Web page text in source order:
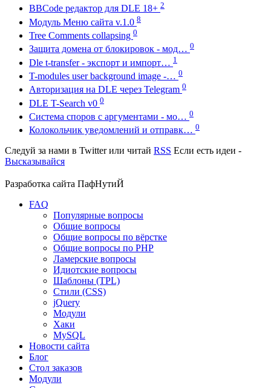
BBCode редактор для DLE 18+ 2
Модуль Меню сайта v.1.0 8
Tree Comments collapsing 0
Защита домена от блокировок - мод… 0
Dle t-transfer - экспорт и импорт… 1
T-modules user background image -… 0
Авторизация на DLE через Telegram 0
DLE T-Search v0 0
Система споров с аргументами - мо… 0
Колокольчик уведомлений и отправк… 0
Следуй за нами в Twitterили читай RSS Если есть идеи -
Высказывайся
Разработка сайта ПафНутиЙ
FAQ
Популярные вопросы
Общие вопросы
Общие вопросы по вёрстке
Общие вопросы по PHP
Ламерские вопросы
Идиотские вопросы
Шаблоны (TPL)
Стили (CSS)
jQuery
Модули
Хаки
MySQL
Новости сайта
Блог
Стол заказов
Модули